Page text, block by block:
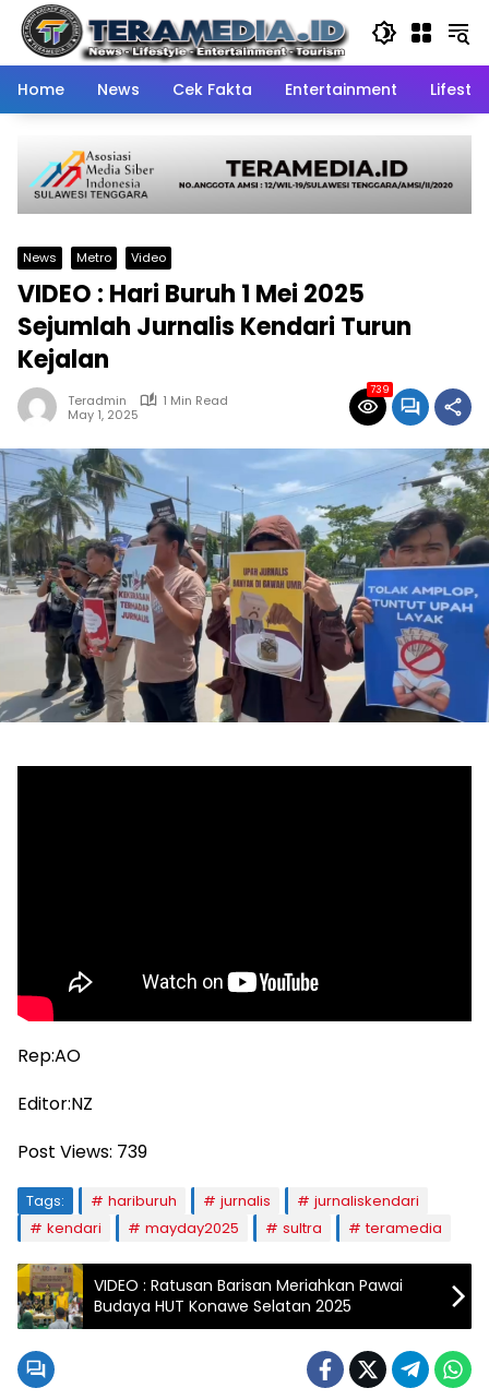
Skip
content
Home
News Cek Fakta Entertainment
News Metro Video
VIDEO : Hari Buruh 1 Mei 2025
Sejumlah Jurnalis Kendari Turun
Kejalan
Teradmin
1 Min Read
May 1, 2025
739
Rep:AO
Editor:NZ
Post Views: 739
Tags: hariburuh jurnalis
jurnaliskendari
kendari
mayday2025 sultra teramedia
VIDEO : Ratusan Barisan Meriahkan Pawai
Budaya HUT Konawe Selatan 2025